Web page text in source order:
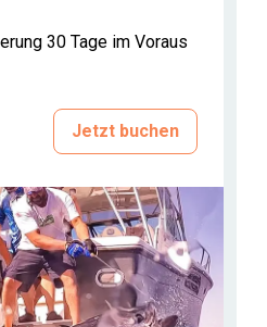
30 Tage im Voraus
Jetzt buchen